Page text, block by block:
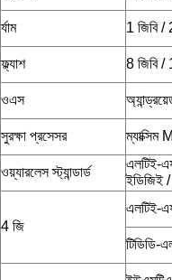
র্যাম 1 জিবি /
ফ্ল্যাশ 8 জিবি /
ওএস
সুরক্ষা প্রসেসর
ওয়্যারলেস স্ট্যান্ডার্ড
এলটিই-
ইডিজিই
4 জি
এলটিই-
টিডিডি-